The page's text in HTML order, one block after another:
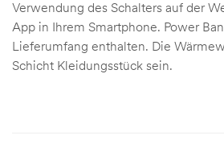
Verwendung des Schalters auf der
App in Ihrem Smartphone. Power
Lieferumfang enthalten. Die
Schicht Kleidungsstück sein.